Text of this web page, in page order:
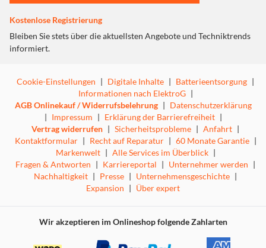
Kostenlose Registrierung
Bleiben Sie stets über die aktuellsten Angebote und Techniktrends
informiert.
Cookie-Einstellungen | Digitale Inhalte | Batterieentsorgung |
Informationen nach ElektroG |
AGB Onlinekauf / Widerrufsbelehrung | Datenschutzerklärung
| Impressum | Erklärung der Barrierefreiheit |
Vertrag widerrufen | Sicherheitsprobleme | Anfahrt |
Kontaktformular | Recht auf Reparatur | 60 Monate Garantie |
Markenwelt | Alle Services im Überblick |
Fragen & Antworten | Karriereportal | Unternehmer werden |
Nachhaltigkeit | Presse | Unternehmensgeschichte |
Expansion | Über expert
Wir akzeptieren im Onlineshop folgende Zahlarten